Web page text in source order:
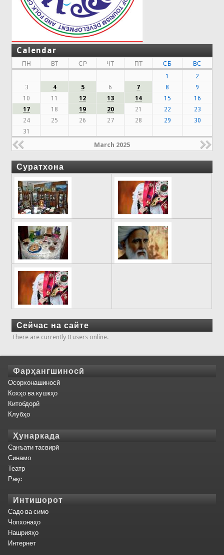
Calendar
ПН ВТ СР ЧТ ПТ СБ
ВС
1
2
3
4 5 6 7 8
9
10
11 12 13 14 15
16
17
18 19 20 21 22
23
24
25 26 27 28 29
30
31
March 2025
Суратхона
Сейчас на сайте
There are currently 0 users online.
Фарҳангшиносӣ
Осорхонашиносӣ
Кохҳо ва кушкҳо
Китобдорӣ
Клубҳо
Ҳунаркада
Санъати тасвирӣ
Синамо
Театр
Рақс
Интишорот
Садо ва симо
Чопхонаҳо
Нашрияҳо
Интернет